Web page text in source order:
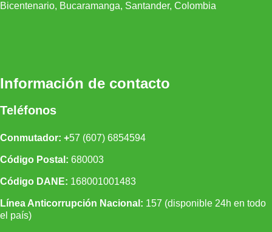
Bicentenario, Bucaramanga, Santander, Colombia
Información de contacto
Teléfonos
Conmutador: +57 (607) 6854594
Código Postal: 680003
Código DANE: 168001001483
Línea Anticorrupción Nacional: 157 (disponible 24h en todo
el país)